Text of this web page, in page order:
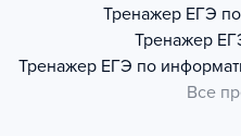
Тренажер ЕГЭ
Тренажер
Тренажер ЕГЭ по
Все